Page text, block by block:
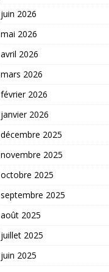
juin 2026
mai 2026
avril 2026
mars 2026
février 2026
janvier 2026
décembre 2025
novembre 2025
octobre 2025
septembre 2025
août 2025
juillet 2025
juin 2025